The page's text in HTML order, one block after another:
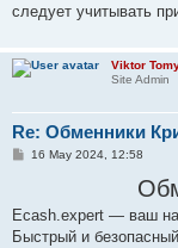
следует учитывать
Viktor
Site Admin
Re: Обменники
P16 May 2024, 12:58
Ecash.expert — ваш
Быстрый и